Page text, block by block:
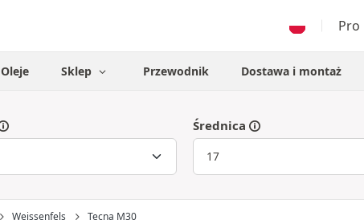
Pro
Oleje Sklep Przewodnik Dostawa i montaż
Średnica
Weissenfels Tecna M30